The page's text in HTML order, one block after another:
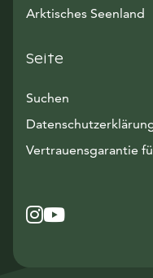
Arktisches Seenland
Seite
Suchen
Vertrauensgarantie
Instagram
Avautuu
YouTube
Avautuu